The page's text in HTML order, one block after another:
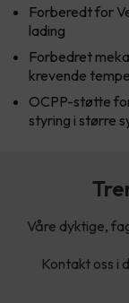
Forberedt for
lading
Forbedret
krevende
OCPP-støtte
styring i større
Våre dyktige,
Kontakt oss i